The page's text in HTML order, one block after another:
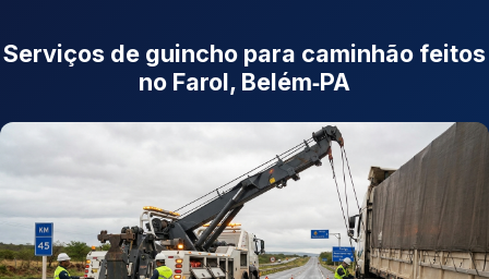
Serviços de guincho para caminhão feitos
no Farol, Belém‑PA